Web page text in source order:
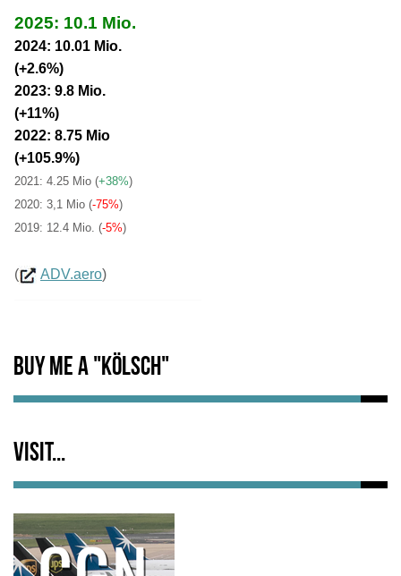
2025: 10.1 Mio.
2024: 10.01 Mio.
(+2.6%)
2023: 9.8 Mio.
(+11%)
2022: 8.75 Mio
(+105.9%)
2021: 4.25 Mio (+38%)
2020: 3,1 Mio (-75%)
2019: 12.4 Mio. (-5%)
( ADV.aero)
Buy me a "Kölsch"
Visit...